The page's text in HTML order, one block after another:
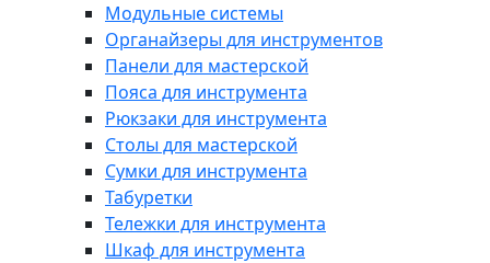
Модульные системы
Органайзеры для инструментов
Панели для мастерской
Пояса для инструмента
Рюкзаки для инструмента
Столы для мастерской
Сумки для инструмента
Табуретки
Тележки для инструмента
Шкаф для инструмента